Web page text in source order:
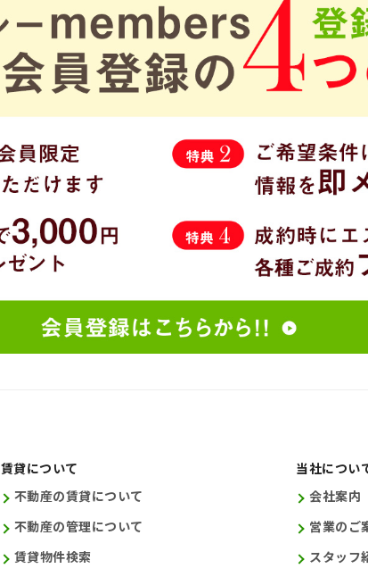
賃貸について
不動産の賃貸について
不動産の管理について
賃貸物件検索
当社につい
会社案内
営業のご
スタッフ